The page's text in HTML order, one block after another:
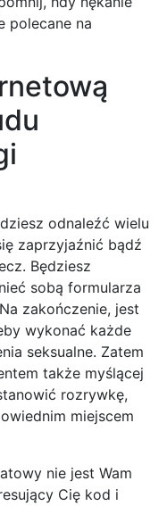
polecane na
odnaleźć wielu
zaprzyjaźnić bądź
Będziesz
sobą formularza
zakończenie, jest
wykonać każde
seksualne. Zatem
także myślącej
rozrywkę,
miejscem
nie jest Wam
Cię kod i